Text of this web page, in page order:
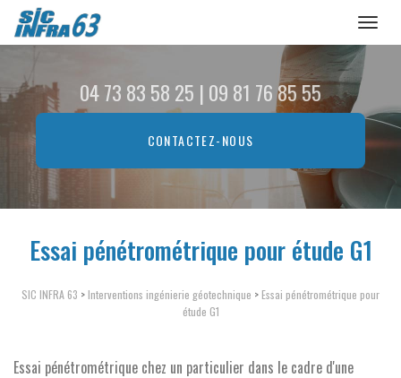
contenu
principal
04 73 83 58 25 | 09 81 76 85 55
CONTACTEZ-NOUS
Essai pénétrométrique pour étude G1
SIC INFRA 63 > Interventions ingénierie géotechnique > Essai pénétrométrique pour
étude G1
Essai pénétrométrique chez un particulier dans le cadre d'une